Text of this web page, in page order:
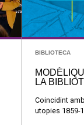
BIBLIOTECA
LA
Coincidint
utopies 1859-